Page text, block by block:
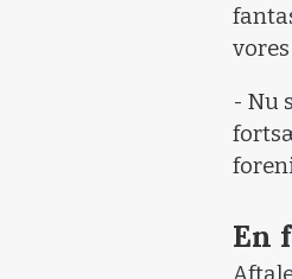
- Nu
En